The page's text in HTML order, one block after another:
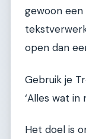
gewoon een
open dan
Gebruik je
‘Alles wat
Het doel is